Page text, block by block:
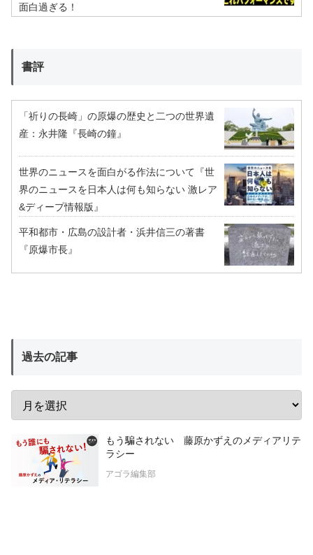
面白過ぎる！
書評
「祈りの長崎」の原爆の歴史と二つの世界遺
産：永井隆『長崎の鐘』
世界のニュースを面白がる作法について『世
界のニュースを日本人は何も知らない 激レア
&ディープ情報版』
平和都市・広島の設計者・浜井信三の著書
『原爆市長』
過去の記事
もう騙されない 藤原かずえのメディアリテ
ラシー
アゴラ編集部